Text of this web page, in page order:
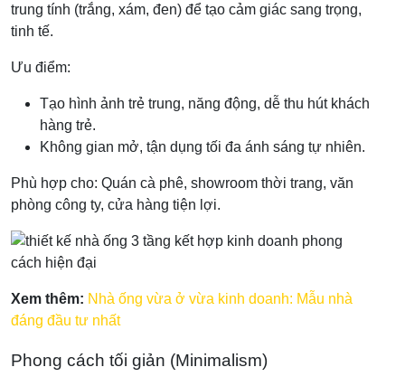
trung tính (trắng, xám, đen) để tạo cảm giác sang trọng,
tinh tế.
Ưu điểm:
Tạo hình ảnh trẻ trung, năng động, dễ thu hút khách
hàng trẻ.
Không gian mở, tận dụng tối đa ánh sáng tự nhiên.
Phù hợp cho: Quán cà phê, showroom thời trang, văn
phòng công ty, cửa hàng tiện lợi.
Xem thêm: Nhà ống vừa ở vừa kinh doanh: Mẫu nhà
đáng đầu tư nhất
Phong cách tối giản (Minimalism)